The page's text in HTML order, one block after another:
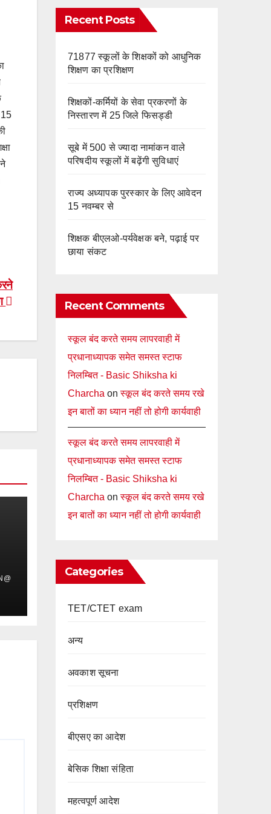
Recent Posts
71877 स्कूलों के शिक्षकों को आधुनिक
शिक्षण का प्रशिक्षण
शिक्षकों-कर्मियों के सेवा प्रकरणों के
निस्तारण में 25 जिले फिसड्डी
सूबे में 500 से ज्यादा नामांकन वाले
परिषदीय स्कूलों में बढ़ेंगी सुविधाएं
राज्य अध्यापक पुरस्कार के लिए आवेदन
15 नवम्बर से
शिक्षक बीएलओ-पर्यवेक्षक बने, पढ़ाई पर
छाया संकट
Recent Comments
स्कूल बंद करते समय लापरवाही में
प्रधानाध्यापक समेत समस्त स्टाफ
निलम्बित - Basic Shiksha ki
Charcha onस्कूल बंद करते समय रखे
इन बातों का ध्यान नहीं तो होगी कार्यवाही
स्कूल बंद करते समय लापरवाही में
प्रधानाध्यापक समेत समस्त स्टाफ
निलम्बित - Basic Shiksha ki
Charcha onस्कूल बंद करते समय रखे
इन बातों का ध्यान नहीं तो होगी कार्यवाही
Categories
TET/CTET exam
अन्य
अवकाश सूचना
प्रशिक्षण
बीएसए का आदेश
बेसिक शिक्षा संहिता
महत्वपूर्ण आदेश